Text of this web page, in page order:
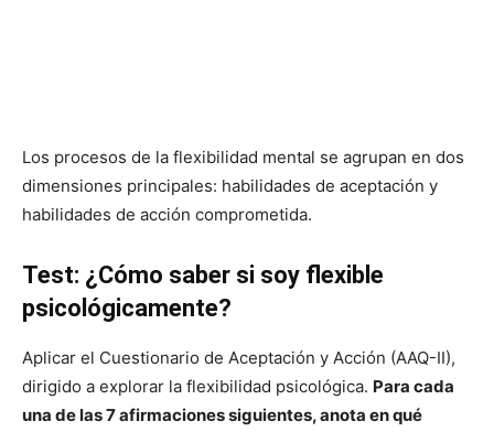
Los procesos de la flexibilidad mental se agrupan en dos
dimensiones principales: habilidades de aceptación y
habilidades de acción comprometida.
Test: ¿Cómo saber si soy flexible
psicológicamente?
Aplicar el Cuestionario de Aceptación y Acción (AAQ-II),
dirigido a explorar la flexibilidad psicológica. Para cada
una de las 7 afirmaciones siguientes, anota en qué